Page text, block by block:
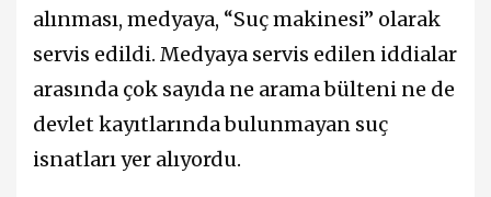
alınması, medyaya, “Suç makinesi” olarak
servis edildi. Medyaya servis edilen iddialar
arasında çok sayıda ne arama bülteni ne de
devlet kayıtlarında bulunmayan suç
isnatları yer alıyordu.